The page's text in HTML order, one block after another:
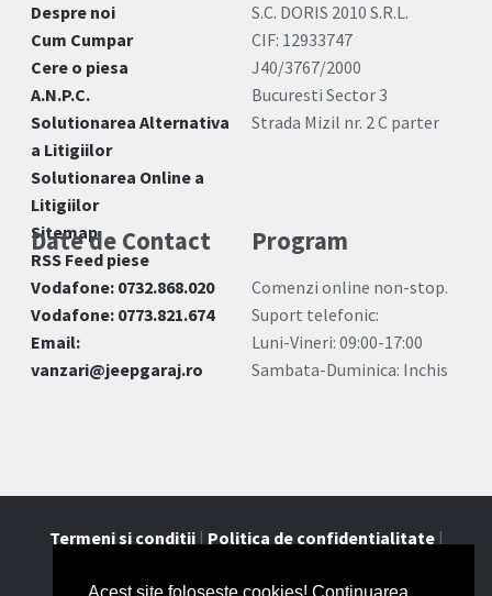
Despre noi
Cum Cumpar
Cere o piesa
A.N.P.C.
Solutionarea Alternativa
a Litigiilor
Solutionarea Online a
Litigiilor
Sitemap
RSS Feed piese
S.C. DORIS 2010 S.R.L.
CIF: 12933747
J40/3767/2000
Bucuresti Sector 3
Strada Mizil nr. 2 C parter
Date de Contact
Vodafone: 0732.868.020
Vodafone: 0773.821.674
Email:
vanzari@jeepgaraj.ro
Program
Comenzi online non-stop.
Suport telefonic:
Luni-Vineri: 09:00-17:00
Sambata-Duminica: Inchis
Termeni si conditii| Politica de confidentialitate|